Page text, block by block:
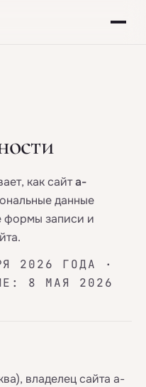
как сайтa-
данные
формы записи и
2026 ГОДА ·
8 МАЯ 2026
владелец сайта a-